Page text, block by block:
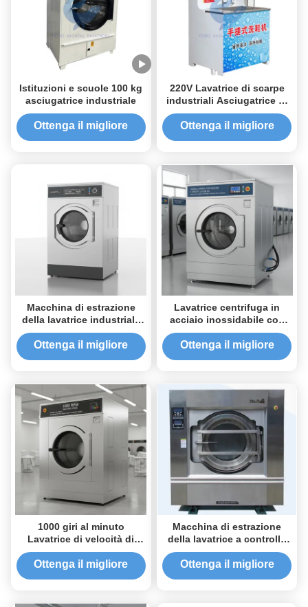
Istituzioni e scuole 100 kg
asciugatrice industriale
Ottenga il migliore
220V Lavatrice di scarpe
industriali Asciugatrice di
scarpe industriali Lavatrice
di scarpe industriali
Ottenga il migliore
Macchina di estrazione
della lavatrice industriale
con velocità di lavaggio di
1000 giri al minuto e fattore
Ottenga il migliore
Lavatrice centrifuga in
acciaio inossidabile con
controllo digitale e velocità
di lavaggio di 1000 giri/min
per lavanderie industriali
Ottenga il migliore
1000 giri al minuto
Lavatrice di velocità di
lavaggio Lavatrice
estrattiva con capacità da
20 a 200 kg e tamburo in
Ottenga il migliore
Macchina di estrazione
della lavatrice a controllo
digitale in acciaio
inossidabile da 50 kg per
lavanderia ad uso pesante
Ottenga il migliore